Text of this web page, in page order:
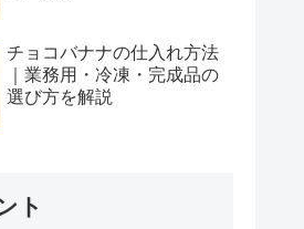
チョコバナナの仕入れ方法
｜業務用・冷凍・完成品の
選び方を解説
ト